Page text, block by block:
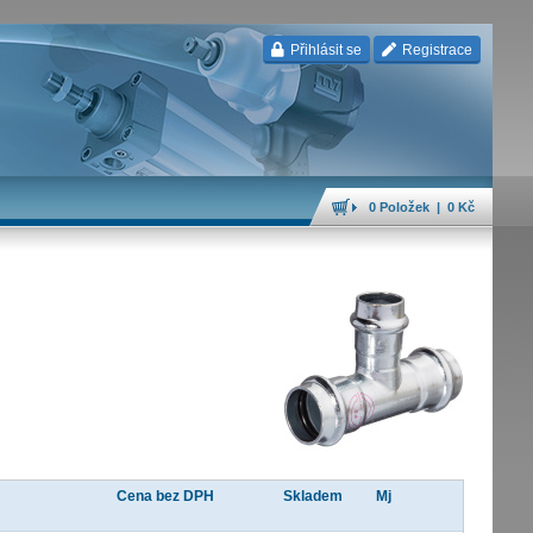
Přihlásit se Registrace
0 Položek | 0 Kč
Cena bez DPH Skladem Mj